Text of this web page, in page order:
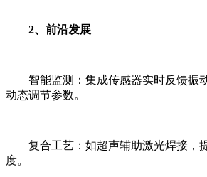
2、前沿发展
智能监测：集成传感器实时反馈振
动态调节参数。
复合工艺：如超声辅助激光焊接，
度。